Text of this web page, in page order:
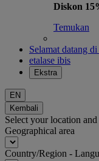
Diskon
Temukan
Selamat datang
etalase ibis
Ekstra
EN
Kembali
Select your location
Geographical area
Country/Region -